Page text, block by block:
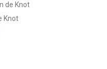
de Knot
Knot